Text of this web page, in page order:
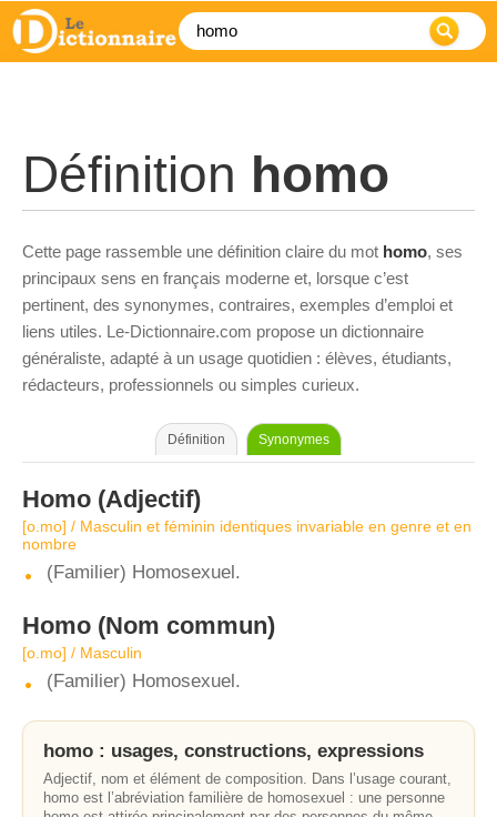
Définition homo
Cette page rassemble une définition claire du mot homo, ses
principaux sens en français moderne et, lorsque c’est
pertinent, des synonymes, contraires, exemples d’emploi et
liens utiles. Le-Dictionnaire.com propose un dictionnaire
généraliste, adapté à un usage quotidien : élèves, étudiants,
rédacteurs, professionnels ou simples curieux.
Définition Synonymes
Homo (Adjectif)
[o.mo] / Masculin et féminin identiques invariable en genre et en
nombre
(Familier) Homosexuel.
Homo (Nom commun)
[o.mo] / Masculin
(Familier) Homosexuel.
homo : usages, constructions, expressions
Adjectif, nom et élément de composition. Dans l’usage courant,
homo est l’abréviation familière de homosexuel : une personne